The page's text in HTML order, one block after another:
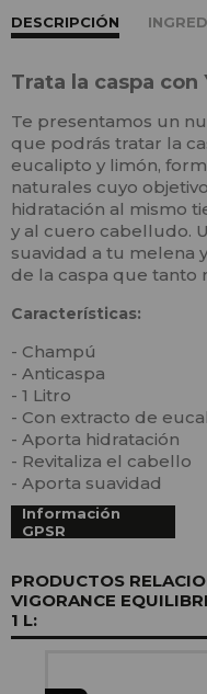
DESCRIPCIÓN
Trata la caspa con
Te presentamos un
que podrás tratar la
eucalipto y limón,
naturales cuyo
hidratación al mismo
y al cuero cabelludo.
suavidad a tu melena
de la caspa que tanto
Características:
- Champú
- Anticaspa
- 1 Litro
- Con extracto de
- Aporta hidratación
- Revitaliza el cabello
- Aporta suavidad
Información
GPSR
PRODUCTOS
VIGORANCE
1 L: